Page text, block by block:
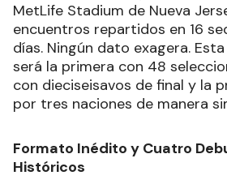
MetLife Stadium de Nueva
encuentros repartidos en 16
días. Ningún dato exagera.
será la primera con 48
con dieciseisavos de final y la
por tres naciones de manera
Formato Inédito y Cuatro
Históricos